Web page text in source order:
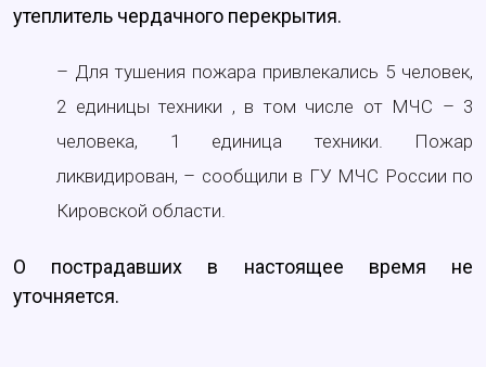
утеплитель чердачного перекрытия.
– Для тушения пожара привлекались 5 человек,
2 единицы техники , в том числе от МЧС – 3
человека, 1 единица техники. Пожар
ликвидирован, – сообщили в ГУ МЧС России по
Кировской области.
О пострадавших в настоящее время не
уточняется.